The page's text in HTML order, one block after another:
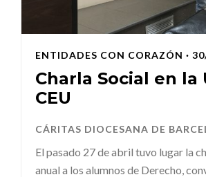
ENTIDADES CON CORAZÓN ·
Charla Social en la
CEU
CÁRITAS DIOCESANA DE
El pasado 27 de abril tuvo lugar la
anual a los alumnos de Derecho,